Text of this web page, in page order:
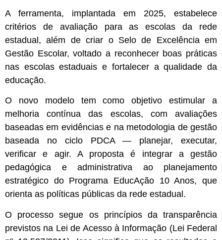
A ferramenta, implantada em 2025, estabelece
critérios de avaliação para as escolas da rede
estadual, além de criar o Selo de Excelência em
Gestão Escolar, voltado a reconhecer boas práticas
nas escolas estaduais e fortalecer a qualidade da
educação.
O novo modelo tem como objetivo estimular a
melhoria contínua das escolas, com avaliações
baseadas em evidências e na metodologia de gestão
baseada no ciclo PDCA — planejar, executar,
verificar e agir. A proposta é integrar a gestão
pedagógica e administrativa ao planejamento
estratégico do Programa EducAção 10 Anos, que
orienta as políticas públicas da rede estadual.
O processo segue os princípios da transparência
previstos na Lei de Acesso à Informação (Lei Federal